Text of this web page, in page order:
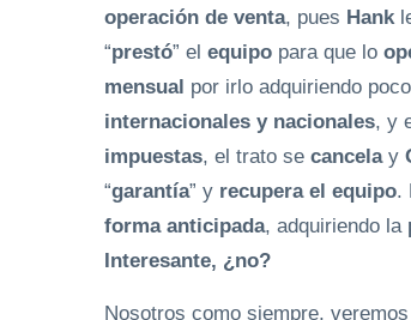
operación de venta, pues Hank
“prestó” el equipo para que lo
mensual por irlo adquiriendo
internacionales y nacionales, y
impuestas, el trato se cancelay
“garantía” y recupera el equipo.
forma anticipada, adquiriendo la
Interesante, ¿no?
Nosotros como siempre,